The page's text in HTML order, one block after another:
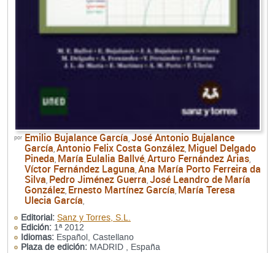
por Emilio Bujalance García, José Antonio Bujalance
García, Antonio Felix Costa González, Miguel Delgado
Pineda, María Eulalia Ballvé, Arturo Fernández Arias,
Víctor Fernández Laguna, Ana María Porto Ferreira da
Silva, Pedro Jiménez Guerra, José Leandro de María
González, Ernesto Martínez García, María Teresa
Ulecia García,
Editorial: Sanz y Torres, S.L.
Edición: 1ª 2012
Idiomas: Español, Castellano
Plaza de edición: MADRID , España